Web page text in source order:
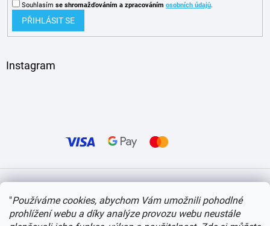
"Používáme cookies, abychom Vám umožnili pohodlné
prohlížení webu a díky analýze provozu webu neustále
Souhlasím se shromažďováním a zpracováním osobních údajů.
PŘIHLÁSIT SE
Instagram
Copyright 2026itvlaky.cz . Všechna práva vyhrazena. Upravit nastavení cookies